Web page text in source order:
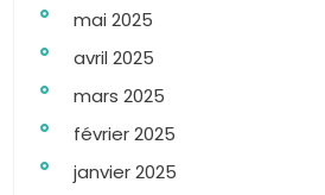
mai 2025
avril 2025
mars 2025
février 2025
janvier 2025